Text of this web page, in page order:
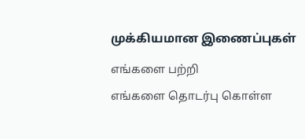
முக்கியமான இணைப்புகள்
எங்களை பற்றி
எங்களை தொடர்பு கொள்ள